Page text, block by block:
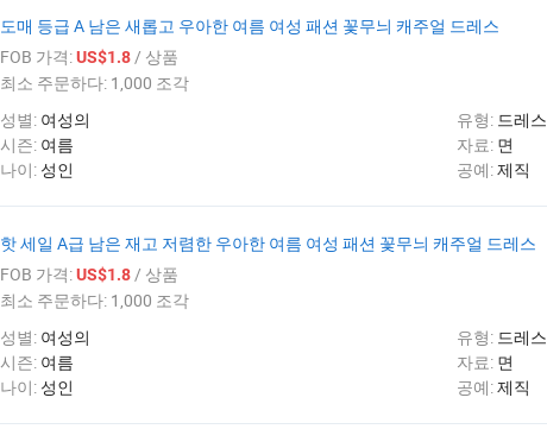
도매 등급 A 남은 새롭고 우아한 여름 여성 패션 꽃무늬 캐주얼 드레스
FOB 가격:US$1.8/ 상품
최소 주문하다: 1,000 조각
성별: 여성의 유형: 드레스
시즌: 여름 자료: 면
나이: 성인 공예:제직
핫 세일 A급 남은 재고 저렴한 우아한 여름 여성 패션 꽃무늬 캐주얼 드레스
FOB 가격:US$1.8/ 상품
최소 주문하다: 1,000 조각
성별: 여성의 유형: 드레스
시즌: 여름 자료: 면
나이: 성인 공예:제직